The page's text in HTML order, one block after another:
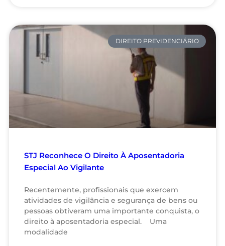
DIREITO PREVIDENCIÁRIO
STJ Reconhece O Direito À Aposentadoria
Especial Ao Vigilante
Recentemente, profissionais que exercem
atividades de vigilância e segurança de bens ou
pessoas obtiveram uma importante conquista, o
direito à aposentadoria especial. Uma
modalidade